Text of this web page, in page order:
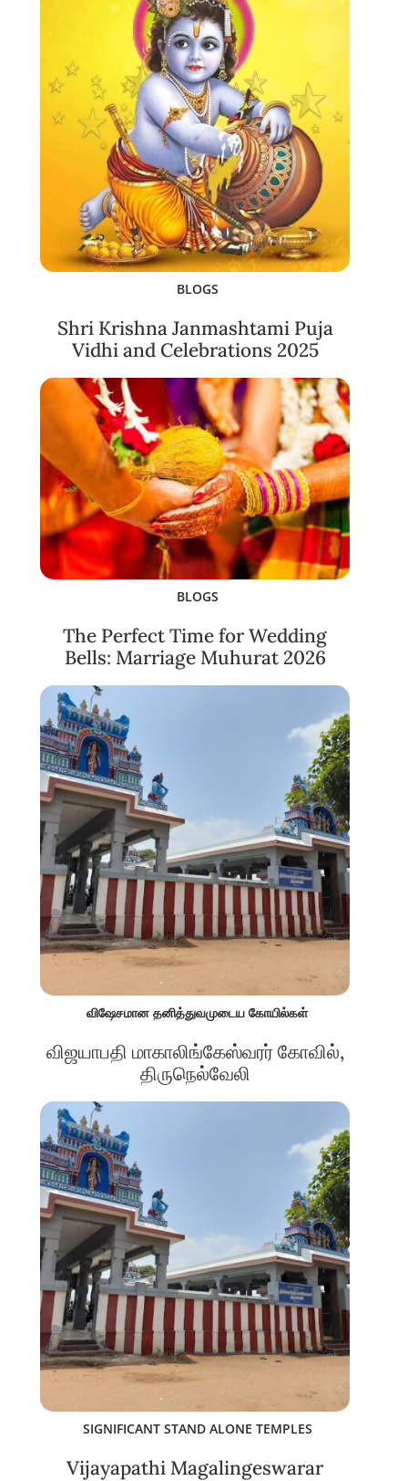
BLOGS
Shri Krishna Janmashtami Puja
Vidhi and Celebrations 2025
BLOGS
The Perfect Time for Wedding
Bells: Marriage Muhurat 2026
விஷேசமான தனித்துவமுடைய கோயில்கள்
விஜயாபதி மாகாலிங்கேஸ்வரர் கோவில்,
திருநெல்வேலி
SIGNIFICANT STAND ALONE TEMPLES
Vijayapathi Magalingeswarar